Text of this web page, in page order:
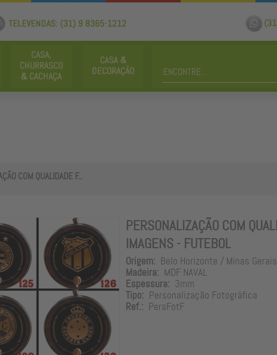
COM QUALIDADE F...
PERSONALIZAÇÃO COM
IMAGENS - FUTEBOL
Origem: Belo Horizonte / Minas Gerais
Madeira: MDF NAVAL
Espessura: 3mm
Tipo: Personalização Fotográfica
Ref.: PersFotF